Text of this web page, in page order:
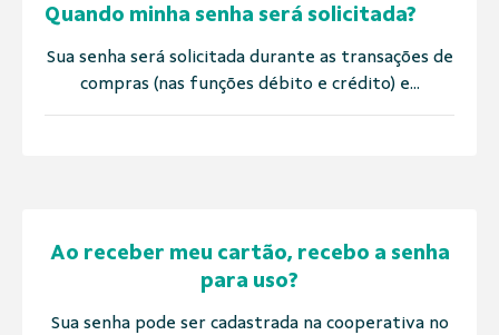
Quando minha senha será solicitada?
Sua senha será solicitada durante as transações de
compras (nas funções débito e crédito) e...
Ao receber meu cartão, recebo a senha
para uso?
Sua senha pode ser cadastrada na cooperativa no